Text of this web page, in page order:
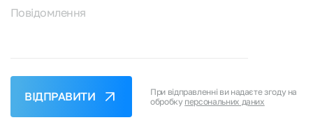
Повідомлення
ВІДПРАВИТИ
При відправленні ви надаєте згоду на
обробку персональних даних